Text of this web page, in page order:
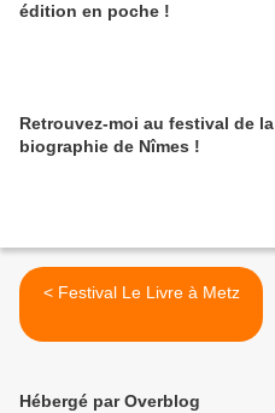
édition en poche !
Retrouvez-moi au festival de la
biographie de Nîmes !
< Festival Le Livre à Metz
Hébergé par Overblog